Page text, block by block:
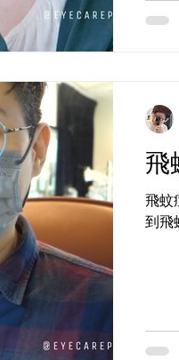
飛
飛蚊症
到飛